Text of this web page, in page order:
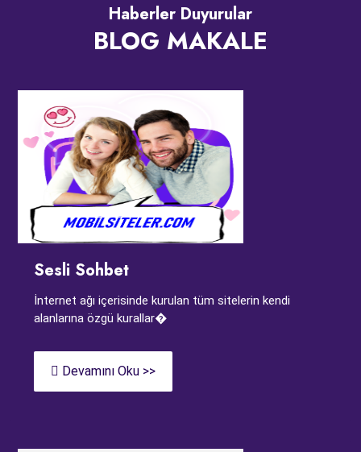
Haberler Duyurular
BLOG MAKALE
Sesli Sohbet
İnternet ağı içerisinde kurulan tüm sitelerin kendi
alanlarına özgü kurallar�
Devamını Oku >>